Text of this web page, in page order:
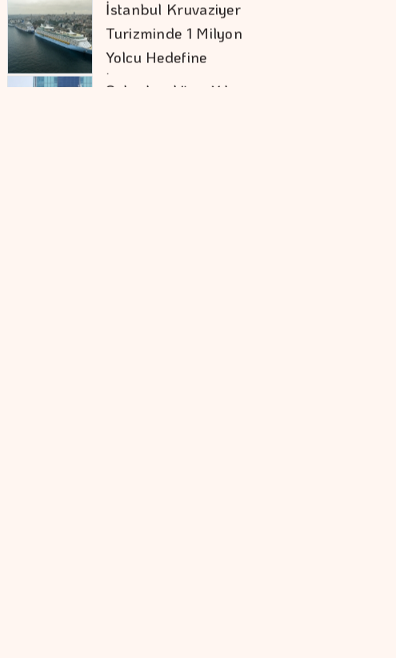
İlerliyor
Şekerbank'tan Yılın
İlk Yarısında Yüzde
32 Büyüme